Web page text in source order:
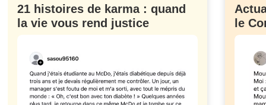
21 histoires de karma : quand
la vie vous rend justice
le